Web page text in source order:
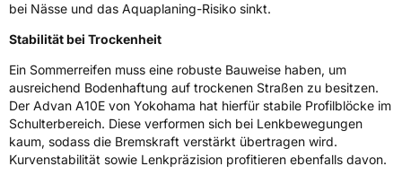
FelgenschutzRPB
EU Label
EffizienzD
bei Nässe und das Aquaplaning-Risiko sinkt.
Stabilität bei Trockenheit
Ein Sommerreifen muss eine robuste Bauweise haben, um
ausreichend Bodenhaftung auf trockenen Straßen zu besitzen.
Der Advan A10E von Yokohama hat hierfür stabile Profilblöcke im
Schulterbereich. Diese verformen sich bei Lenkbewegungen
kaum, sodass die Bremskraft verstärkt übertragen wird.
Kurvenstabilität sowie Lenkpräzision profitieren ebenfalls davon.